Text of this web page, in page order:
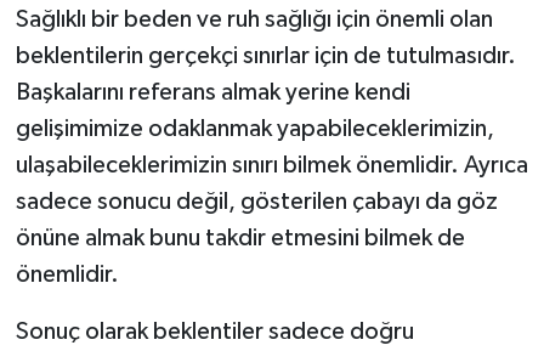
Sağlıklı bir beden ve ruh sağlığı için önemli olan
beklentilerin gerçekçi sınırlar için de tutulmasıdır.
Başkalarını referans almak yerine kendi
gelişimimize odaklanmak yapabileceklerimizin,
ulaşabileceklerimizin sınırı bilmek önemlidir. Ayrıca
sadece sonucu değil, gösterilen çabayı da göz
önüne almak bunu takdir etmesini bilmek de
önemlidir.
Sonuç olarak beklentiler sadece doğru